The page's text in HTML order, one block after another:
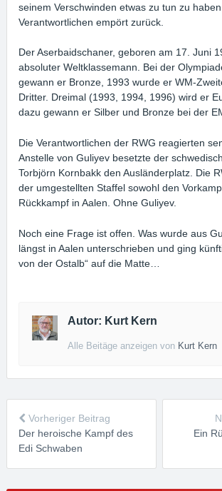
seinem Verschwinden etwas zu tun zu
Verantwortlichen empört zurück.
Der Aserbaidschaner, geboren am 17. Juni
absoluter Weltklassemann. Bei der
gewann er Bronze, 1993 wurde er WM-
Dritter. Dreimal (1993, 1994, 1996) wird er
dazu gewann er Silber und Bronze bei der
Die Verantwortlichen der RWG reagierten
Anstelle von Guliyev besetzte der
Torbjörn Kornbakk den Ausländerplatz. Die
der umgestellten Staffel sowohl den
Rückkampf in Aalen. Ohne Guliyev.
Noch eine Frage ist offen. Was wurde aus
längst in Aalen unterschrieben und ging
von der Ostalb“ auf die Matte…
Autor: Kurt Kern
Alle Beitäge anzeigen von Kurt Kern
Vorheriger Beitrag
Der heroische Kampf des
Edi Schwaben
Ein